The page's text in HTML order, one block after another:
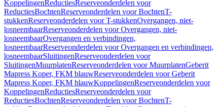
KoppelingenReductiesReserveonderdelen voor
ReductiesBochtenReserveonderdelen voor BochtenT-
stukkenReserveonderdelen voor T-stukkenOvergangen, niet-
losneembaarReserveonderdelen voor Overgangen, niet-
losneembaarOvergangen en verbindingen,
losneembaarReserveonderdelen voor Overgangen en verbindingen,
losneembaarSluitingenReserveonderdelen voor
SluitingenMuurplatenReserveonderdelen voor MuurplatenGeberit
Mapress Koper, FKM blauwReserveonderdelen voor Geberit
Mapress Koper, FKM blauwKoppelingenReserveonderdelen voor
KoppelingenReductiesReserveonderdelen voor
ReductiesBochtenReserveonderdelen voor BochtenT-